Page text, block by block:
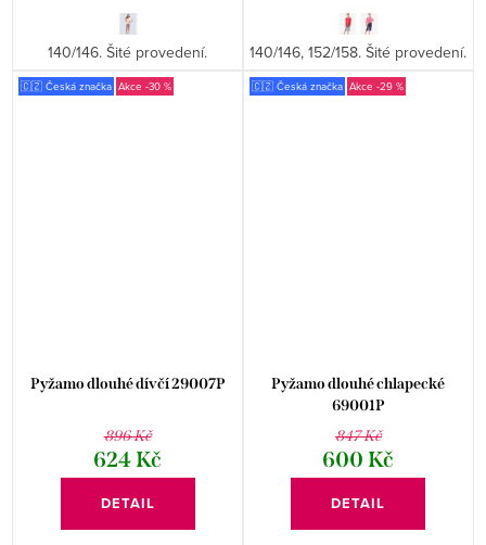
140/146. Šité provedení. 140/146, 152/158. Šité provedení.
🇨🇿 Česká značka -30 %
Pyžamo dlouhé dívčí 29007P
896 Kč
624 Kč
DETAIL
🇨🇿 Česká značka -29 %
Pyžamo dlouhé chlapecké
69001P
847 Kč
600 Kč
DETAIL